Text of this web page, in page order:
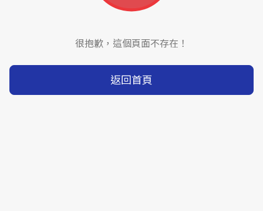
很抱歉，這個頁面不存在！
返回首頁